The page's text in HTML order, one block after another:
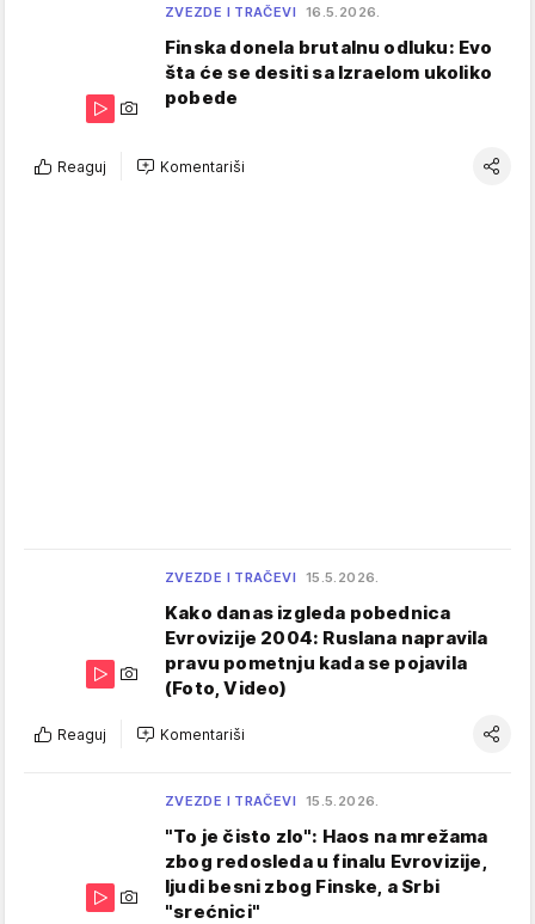
ZVEZDE I TRAČEVI 16.5.2026.
Finska donela brutalnu odluku: Evo
šta će se desiti sa Izraelom ukoliko
pobede
Reaguj Komentariši
ZVEZDE I TRAČEVI 15.5.2026.
Kako danas izgleda pobednica
Evrovizije 2004: Ruslana napravila
pravu pometnju kada se pojavila
(Foto, Video)
Reaguj Komentariši
ZVEZDE I TRAČEVI 15.5.2026.
"To je čisto zlo": Haos na mrežama
zbog redosleda u finalu Evrovizije,
ljudi besni zbog Finske, a Srbi
"srećnici"